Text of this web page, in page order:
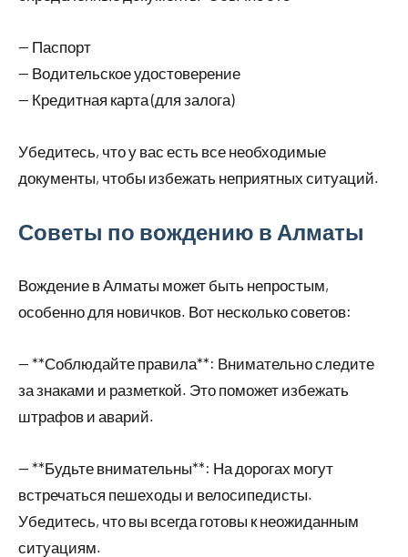
— Паспорт
— Водительское удостоверение
— Кредитная карта (для залога)
Убедитесь, что у вас есть все необходимые
документы, чтобы избежать неприятных ситуаций.
Советы по вождению в Алматы
Вождение в Алматы может быть непростым,
особенно для новичков. Вот несколько советов:
— **Соблюдайте правила**: Внимательно следите
за знаками и разметкой. Это поможет избежать
штрафов и аварий.
— **Будьте внимательны**: На дорогах могут
встречаться пешеходы и велосипедисты.
Убедитесь, что вы всегда готовы к неожиданным
ситуациям.